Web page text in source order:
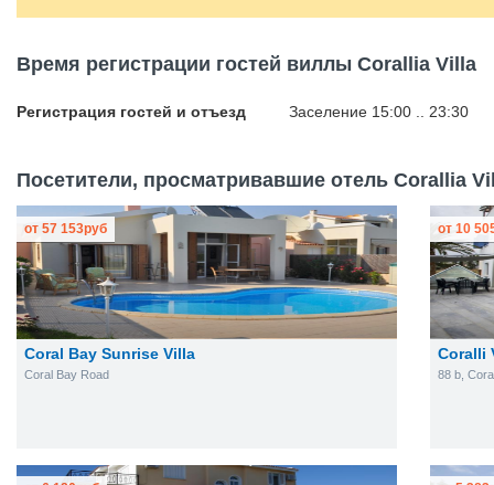
Время регистрации гостей виллы Corallia Villa
Регистрация гостей и отъезд Заселение 15:00 .. 23:30
Посетители, просматривавшие отель Corallia
Coral Bay Sunrise Villa
Coral Bay Road
от 57 153руб
Coralli
88 b,
от 10